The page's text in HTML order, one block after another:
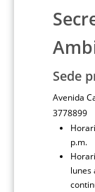
Sede
Avenida
3778899
p.m.
lunes